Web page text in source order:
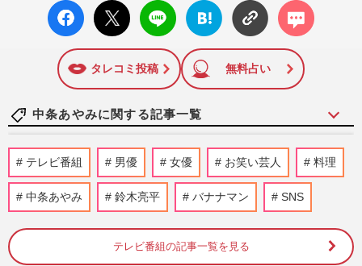
facebo
ok い
X ポス
ト
LINE
はてな
ブック
に追加
コメン
ト
タレコミ投稿 無料占い
中条あやみに関する記事一覧
中条あやみ、ITベンチャー『AViC』社
長・市原創吾氏との結婚で近づく「夢はハ
リウッド」の海外進出
週刊女性2023年5月30日号
中条あやみが結婚を発表、スポーツ紙・ワ
テレビ番組 男優 女優 お笑い芸人 料理
中条あやみ 鈴木亮平 バナナマン SNS
テレビ番組の記事一覧を見る